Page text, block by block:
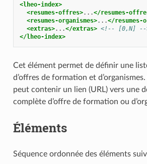
<lheo-index>
<resumes-offres>...</resumes-
<resumes-organismes>...</resumes-
<extras>...</extras> <!-- [0,N] --
</lheo-index>
Cet élément permet de définir une
d’offres de formation et
peut contenir un lien (URL) vers une
complète d’offre de formation ou
Éléments
Séquence ordonnée des éléments